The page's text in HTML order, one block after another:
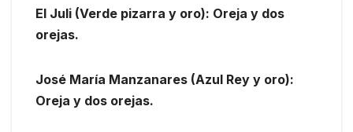
El Juli (Verde pizarra y oro): Oreja y dos
orejas.
José María Manzanares (Azul Rey y oro):
Oreja y dos orejas.